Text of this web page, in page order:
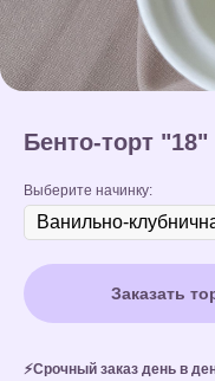
Бенто-торт "18"
Выберите начинку:
Заказать
⚡Срочный заказ день в